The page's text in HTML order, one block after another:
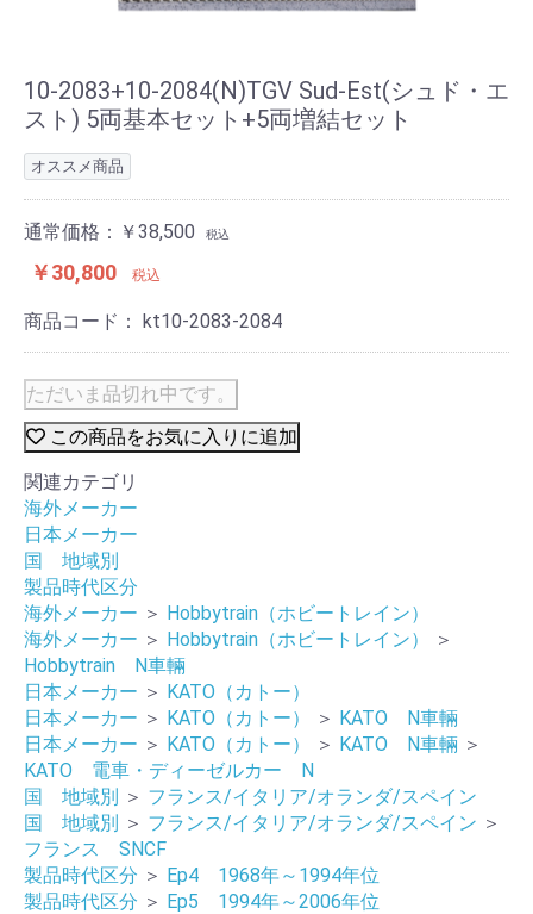
10-2083+10-2084(N)TGV Sud-Est(シュド・エ
スト) 5両基本セット+5両増結セット
オススメ商品
通常価格：￥38,500 税込
￥30,800 税込
商品コード： kt10-2083-2084
ただいま品切れ中です。
この商品をお気に入りに追加
関連カテゴリ
海外メーカー
日本メーカー
国 地域別
製品時代区分
海外メーカー ＞ Hobbytrain（ホビートレイン）
海外メーカー ＞ Hobbytrain（ホビートレイン）
＞
Hobbytrain N車輛
日本メーカー ＞ KATO（カトー）
日本メーカー ＞ KATO（カトー） ＞ KATO N車輛
日本メーカー ＞ KATO（カトー） ＞ KATO N車輛 ＞
KATO 電車・ディーゼルカー N
国 地域別 ＞ フランス/イタリア/オランダ/スペイン
国 地域別 ＞ フランス/イタリア/オランダ/スペイン ＞
フランス SNCF
製品時代区分 ＞ Ep4 1968年～1994年位
製品時代区分 ＞ Ep5 1994年～2006年位